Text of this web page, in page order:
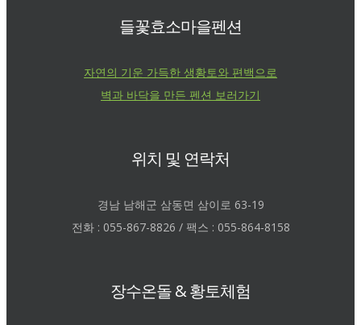
들꽃효소마을펜션
자연의 기운 가득한 생황토와 편백으로
벽과 바닥을 만든 펜션 보러가기
위치 및 연락처
경남 남해군 삼동면 삼이로 63-19
전화 : 055-867-8826 / 팩스 : 055-864-8158
장수온돌 & 황토체험